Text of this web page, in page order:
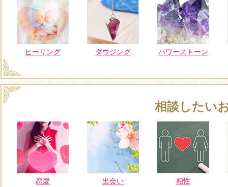
ヒーリング ダウジング パワーストーン
相談したい
恋愛 出会い 相性